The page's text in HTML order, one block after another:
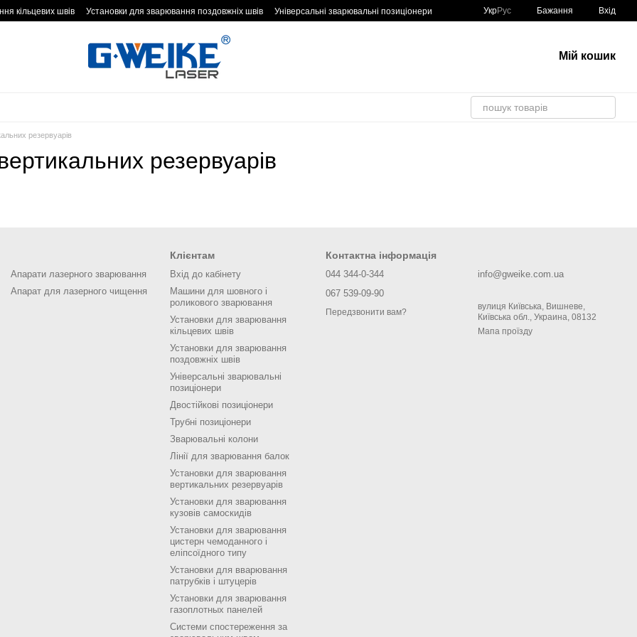
кільцевих швів Установки для зварювання поздовжніх швів
Універсальні зварювальні позиціонери
Установки для вварювання патрубків і штуцерів
за зварювальним швом Спеціалізовані зварювальні комплекси
Поворотні столи
УкрРус Бажання Вхід
Мій кошик
резервуарів
резервуарів
Апарати лазерного зварювання
Апарат для лазерного чищення
Клієнтам
Вхід до кабінету
Машини для шовного і
роликового зварювання
Установки для зварювання
кільцевих швів
Установки для зварювання
поздовжніх швів
Універсальні зварювальні
позиціонери
Двостійкові позиціонери
Трубні позиціонери
Зварювальні колони
Лінії для зварювання балок
Установки для зварювання
вертикальних резервуарів
Установки для зварювання
кузовів самоскидів
Установки для зварювання
цистерн чемоданного і
еліпсоїдного типу
Установки для вварювання
патрубків і штуцерів
Установки для зварювання
газоплотных панелей
Системи спостереження за
Контактна інформація
044 344-0-344
067 539-09-90
Передзвонити вам?
info@gweike.com.ua
вулиця Київська, Вишневе,
Київська обл., Украина, 08132
Мапа проїзду